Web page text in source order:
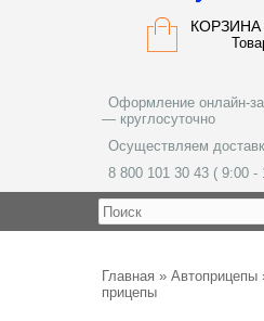
Оформление онлайн-
— круглосуточно
Осуществляем
8 800 101 30 43 ( 9:00
Главная » Автоприцепы
прицепы